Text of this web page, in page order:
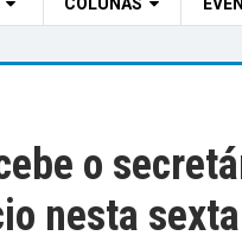
o
nesta sexta